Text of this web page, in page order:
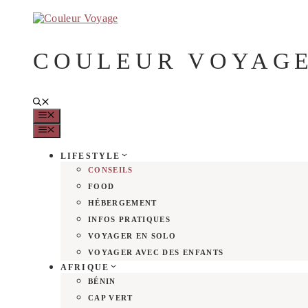
COULEUR
MENU
MENU
LIFESTYLE
CONSEILS
FOOD
HÉBERGEMENT
INFOS PRATIQUES
VOYAGER EN SOLO
VOYAGER AVEC DES ENFANTS
AFRIQUE
BÉNIN
CAP VERT